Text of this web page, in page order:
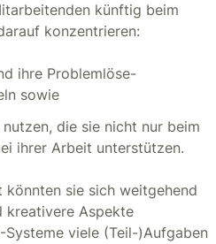
künftig beim
konzentrieren:
ihre Problemlöse-
sowie
die sie nicht nur beim
ihrer Arbeit unterstützen.
sie sich weitgehend
kreativere Aspekte
Systeme viele (Teil-)Aufgaben